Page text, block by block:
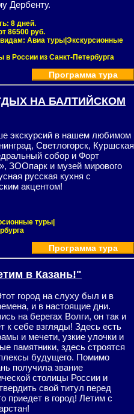
Дербенту.
8 дней.
86500 руб.
Авиа туры|Экскурсионные
в России из Санкт-Петербурга
Программа тура
НА БАЛТИЙСКОМ
экскурсий в нашем любимом
Светлогорск, Куршская
собор и Форт
ЗООпарк и музей мирового
русская кухня с
акцентом!
туры|
Программа тура
в Казань!"
город на слуху был и в
и в настоящие дни.
на берегах Волги, он так и
к себе взгляды! Здесь есть
и мечети, узкие улочки и
памятники, здесь строятся
будущего. Помимо
получила звание
столицы России и
свой титул перед
приедет в город! Летим с